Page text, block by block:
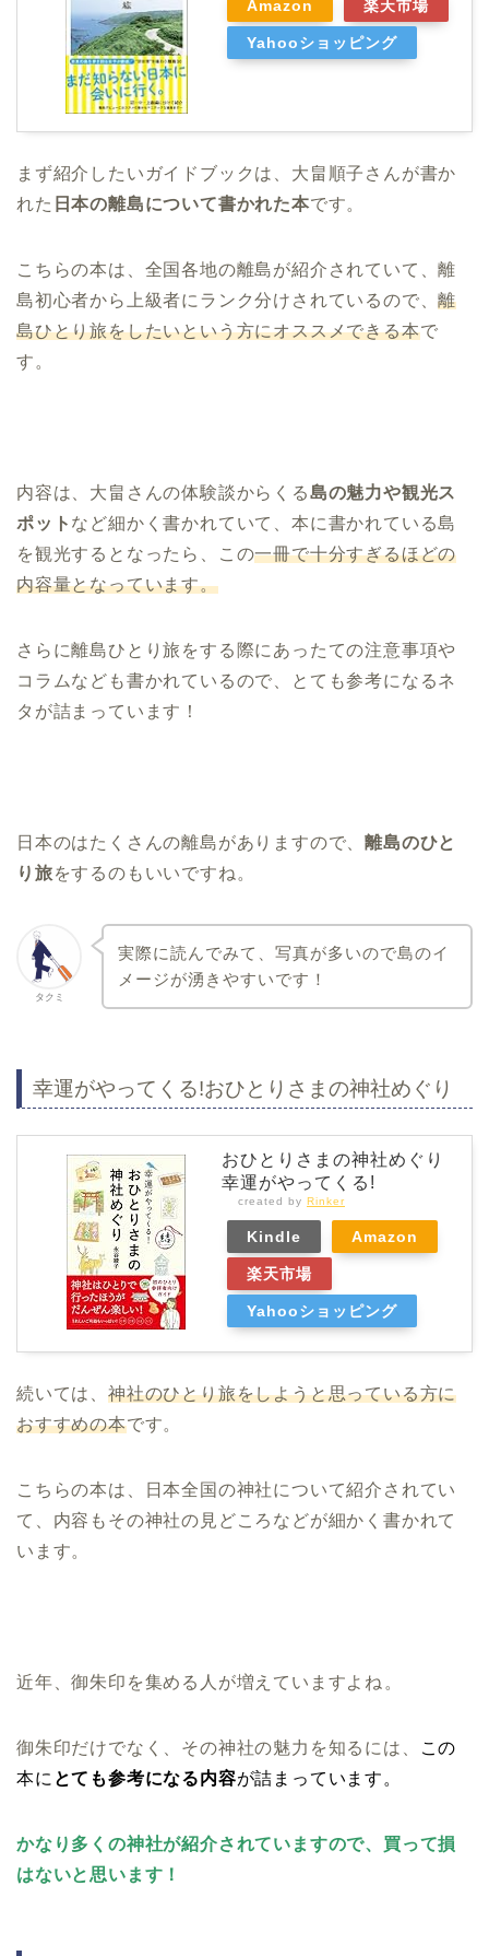
Amazon 楽天市場
Yahooショッピング
まず紹介したいガイドブックは、大畠順子さんが書か
れた 日本の離島について書かれた本です。
こちらの本は、全国各地の離島が紹介されていて、離
島初心者から上級者にランク分けされているので、離
島ひとり旅をしたいという方にオススメできる本で
す。
内容は、大畠さんの体験談からくる島の魅力や観光ス
ポット など細かく書かれていて、本に書かれている島
を観光するとなったら、この一冊で十分すぎるほどの
内容量となっています。
さらに離島ひとり旅をする際にあったての注意事項や
コラムなども書かれているので、とても参考になるネ
タが詰まっています！
日本のはたくさんの離島がありますので、離島のひと
り旅をするのもいいですね。
タクミ
実際に読んでみて、写真が多いので島のイ
メージが湧きやすいです！
幸運がやってくる!おひとりさまの神社めぐり
おひとりさまの神社めぐり
幸運がやってくる!
created by Rinker
Kindle Amazon
楽天市場
Yahooショッピング
続いては、 神社のひとり旅をしようと思っている方に
おすすめの本です。
こちらの本は、日本全国の神社について紹介されてい
て、内容もその神社の見どころなどが細かく書かれて
います。
近年、御朱印を集める人が増えていますよね。
御朱印だけでなく、その神社の魅力を知るには、
この
本に とても参考になる内容が詰まっています。
かなり多くの神社が紹介されていますので、買って損
はないと思います！